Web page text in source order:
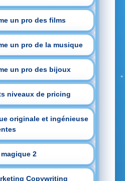
un pro des films
un pro de la musique
un pro des bijoux
niveaux de pricing
originale et ingénieuse
2
Copywriting